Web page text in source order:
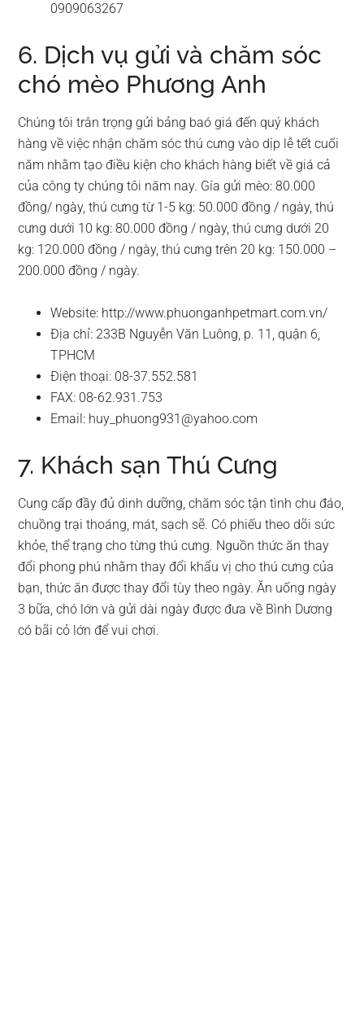
0909063267
6. Dịch vụ gửi và chăm sóc
chó mèo Phương Anh
Chúng tôi trân trọng gửi bảng baó giá đến quý khách
hàng về việc nhận chăm sóc thú cưng vào dịp lễ tết cuối
năm nhằm tạo điều kiện cho khách hàng biết về giá cả
của công ty chúng tôi năm nay. Gía gửi mèo: 80.000
đồng/ ngày, thú cưng từ 1-5 kg: 50.000 đồng / ngày, thú
cưng dưới 10 kg: 80.000 đồng / ngày, thú cưng dưới 20
kg: 120.000 đồng / ngày, thú cưng trên 20 kg: 150.000 –
200.000 đồng / ngày.
Website: http://www.phuonganhpetmart.com.vn/
Địa chỉ: 233B Nguyễn Văn Luông, p. 11, quận 6,
TPHCM
Điện thoại: 08-37.552.581
FAX: 08-62.931.753
Email: huy_phuong931@yahoo.com
7. Khách sạn Thú Cưng
Cung cấp đầy đủ dinh dưỡng, chăm sóc tận tình chu đáo,
chuồng trại thoáng, mát, sạch sẽ. Có phiếu theo dõi sức
khỏe, thể trạng cho từng thú cưng. Nguồn thức ăn thay
đổi phong phú nhằm thay đổi khẩu vị cho thú cưng của
bạn, thức ăn được thay đổi tùy theo ngày. Ăn uống ngày
3 bữa, chó lớn và gửi dài ngày được đưa về Bình Dương
có bãi cỏ lớn để vui chơi.